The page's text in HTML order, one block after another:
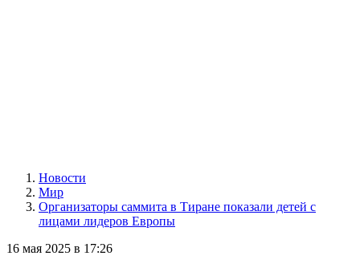
Новости
Мир
Организаторы саммита в Тиране показали детей с
лицами лидеров Европы
16 мая 2025 в 17:26